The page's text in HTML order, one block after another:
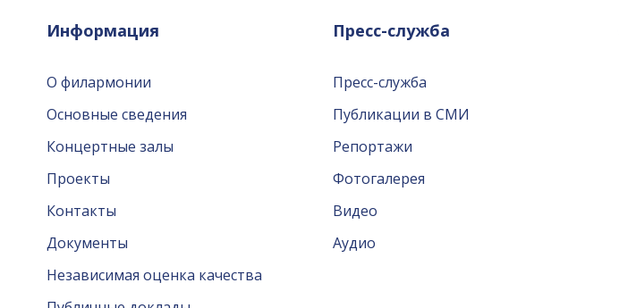
Информация
О филармонии
Основные сведения
Концертные залы
Проекты
Контакты
Документы
Независимая оценка качества
Пресс-служба
Пресс-служба
Публикации в СМИ
Репортажи
Фотогалерея
Видео
Аудио